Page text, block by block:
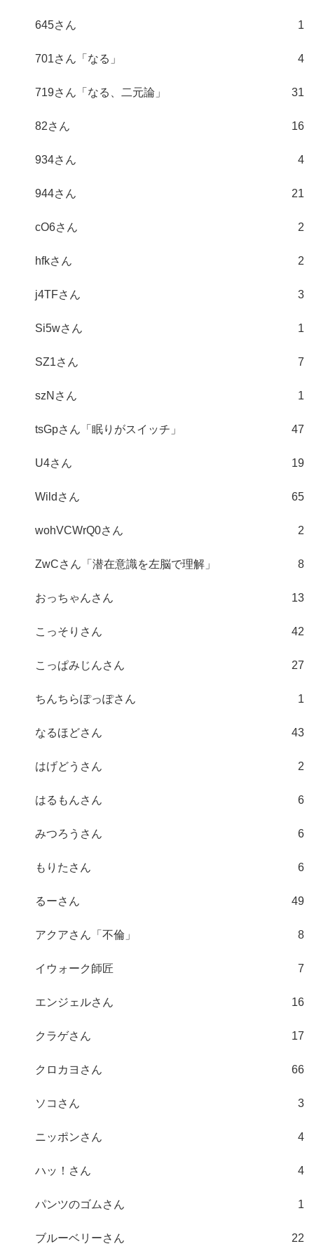
645さん 1
701さん「なる」 4
719さん「なる、二元論」 31
82さん 16
934さん 4
944さん 21
cO6さん 2
hfkさん 2
j4TFさん 3
Si5wさん 1
SZ1さん 7
szNさん 1
tsGpさん「眠りがスイッチ」 47
U4さん 19
Wildさん 65
wohVCWrQ0さん 2
ZwCさん「潜在意識を左脳で理解」 8
おっちゃんさん 13
こっそりさん 42
こっぱみじんさん 27
ちんちらぽっぽさん 1
なるほどさん 43
はげどうさん 2
はるもんさん 6
みつろうさん 6
もりたさん 6
るーさん 49
アクアさん「不倫」 8
イウォーク師匠 7
エンジェルさん 16
クラゲさん 17
クロカヨさん 66
ソコさん 3
ニッポンさん 4
ハッ！さん 4
パンツのゴムさん 1
ブルーベリーさん 22